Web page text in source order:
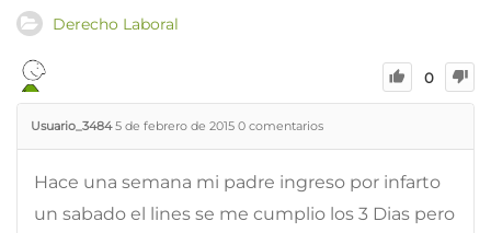
Derecho Laboral
0
Usuario_3484 5 de febrero de 2015 0 comentarios
Hace una semana mi padre ingreso por infarto
un sabado el lines se me cumplio los 3 Dias pero